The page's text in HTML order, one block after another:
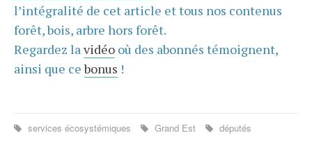
l’intégralité de cet article et tous nos contenus
forêt, bois, arbre hors forêt.
Regardez lavidéo où des abonnés témoignent,
ainsi que cebonus !
services écosystémiques Grand Est députés